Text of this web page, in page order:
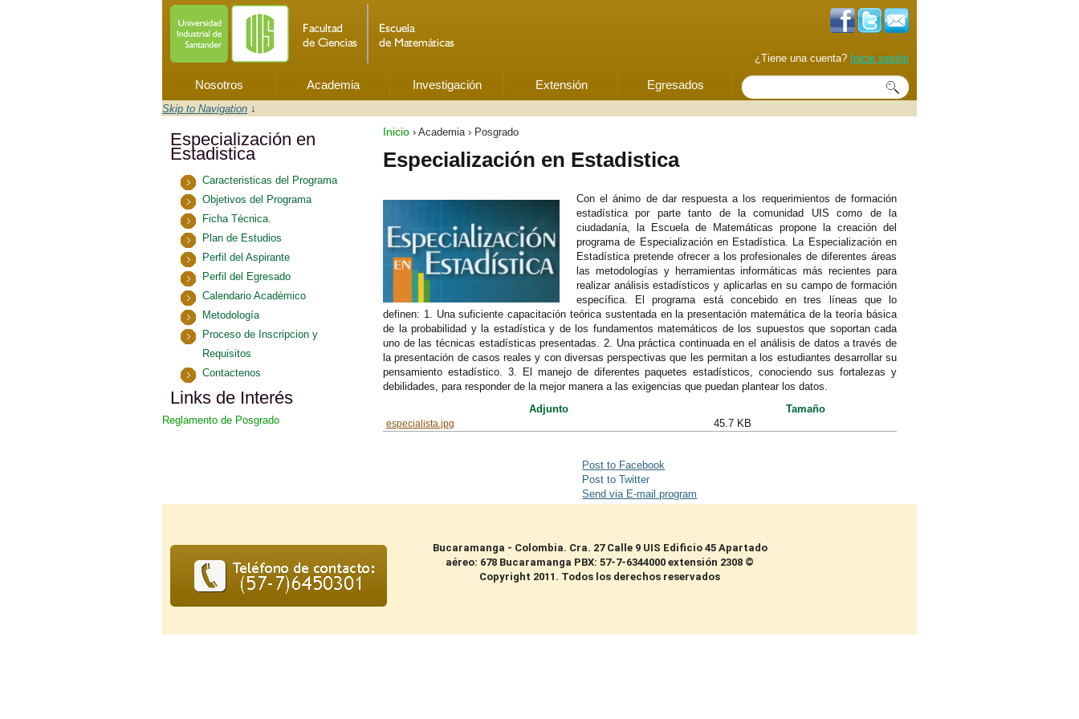
¿Tiene una cuenta? Inicie sesión
Formulario de búsqueda
Buscar
Nosotros Academia Investigación Extensión Egresados
Skip to Navigation ↓
Especialización en
Estadistica
Caracteristicas del Programa
Objetivos del Programa
Ficha Técnica.
Plan de Estudios
Perfil del Aspirante
Perfil del Egresado
Calendario Académico
Metodología
Proceso de Inscripcion y
Requisitos
Contactenos
Links de Interés
Reglamento de Posgrado
Inicio › Academia› Posgrado
Especialización en Estadistica
Con el ánimo de dar respuesta a los requerimientos de formación
estadística por parte tanto de la comunidad UIS como de la
ciudadanía, la Escuela de Matemáticas propone la creación del
programa de Especialización en Estadística. La Especialización en
Estadística pretende ofrecer a los profesionales de diferentes áreas
las metodologías y herramientas informáticas más recientes para
realizar análisis estadísticos y aplicarlas en su campo de formación
específica. El programa está concebido en tres líneas que lo
definen: 1. Una suficiente capacitación teórica sustentada en la presentación matemática de la teoría básica
de la probabilidad y la estadística y de los fundamentos matemáticos de los supuestos que soportan cada
uno de las técnicas estadísticas presentadas. 2. Una práctica continuada en el análisis de datos a través de
la presentación de casos reales y con diversas perspectivas que les permitan a los estudiantes desarrollar su
pensamiento estadístico. 3. El manejo de diferentes paquetes estadísticos, conociendo sus fortalezas y
debilidades, para responder de la mejor manera a las exigencias que puedan plantear los datos.
Adjunto
Tamaño
especialista.jpg 45.7 KB
Post to Facebook
Post to Twitter
Send via E-mail program
Bucaramanga - Colombia. Cra. 27 Calle 9 UIS Edificio 45 Apartado
aéreo: 678 Bucaramanga PBX: 57-7-6344000 extensión 2308 ©
Copyright 2011. Todos los derechos reservados